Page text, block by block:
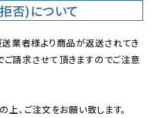
否)について
業者様より商品が返送されてき
請求させて頂きますのでご注意